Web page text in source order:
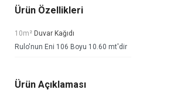
Ürün Özellikleri
10m² Duvar Kağıdı
Rulo'nun Eni 106 Boyu 10.60 mt'dir
Ürün Açıklaması